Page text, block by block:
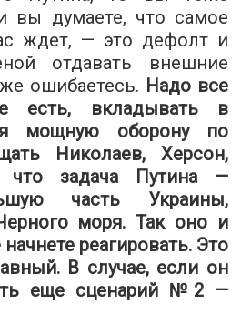
вы думаете, что самое
ждет, — это дефолт и
отдавать внешние
ошибаетесь. Надо все
есть, вкладывать в
мощную оборону по
Николаев, Херсон,
что задача Путина —
часть Украины,
моря. Так оно и
реагировать. Это
В случае, если он
еще сценарий №2 —